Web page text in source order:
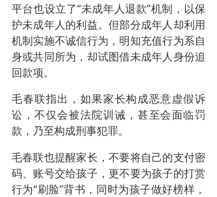
平台也设立了“未成年人退款”机制，以保
护未成年人的利益。但部分成年人却利用
机制实施不诚信行为，明知充值行为系自
身或共同所为，却试图借未成年人身份追
回款项。
毛春联指出，如果家长构成恶意虚假诉
讼，不仅会被法院训诫，甚至会面临罚
款，乃至构成刑事犯罪。
毛春联也提醒家长，不要将自己的支付密
码、账号交给孩子，更不要为孩子的打赏
行为“刷脸”背书，同时为孩子做好榜样，